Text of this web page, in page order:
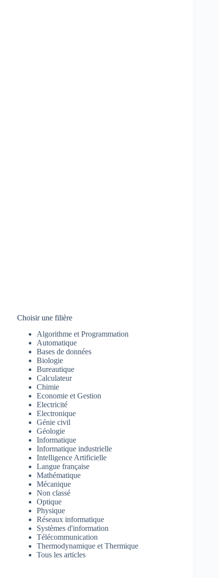
Choisir une filière
Algorithme et Programmation
Automatique
Bases de données
Biologie
Bureautique
Calculateur
Chimie
Economie et Gestion
Electricité
Electronique
Génie civil
Géologie
Informatique
Informatique industrielle
Intelligence Artificielle
Langue française
Mathématique
Mécanique
Non classé
Optique
Physique
Réseaux informatique
Systèmes d'information
Télécommunication
Thermodynamique et Thermique
Tous les articles